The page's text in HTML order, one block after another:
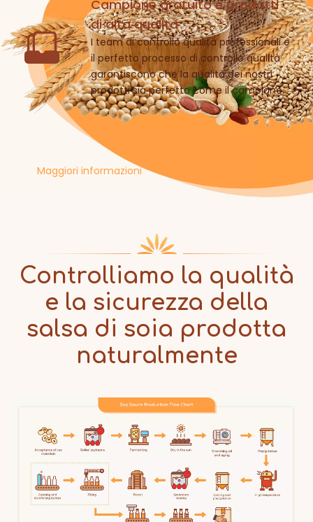
Campione gratuito e prodotti
di alta qualità
I team di controllo qualità professionali e
il perfetto processo di controllo qualità
garantiscono che la qualità dei nostri
prodotti sia perfetta come il campione.
Maggiori informazioni
Controlliamo la qualità
e la sicurezza della
salsa di soia prodotta
naturalmente